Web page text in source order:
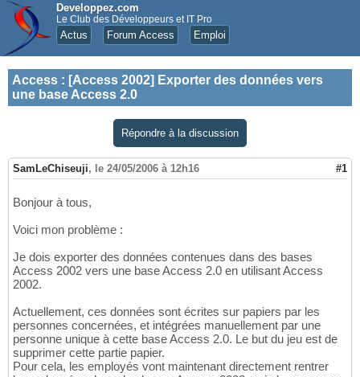
Developpez.com
Le Club des Développeurs et IT Pro
Actus Forum Access Emploi
Access : [Access 2002] Exporter des données vers
une base Access 2.0
Répondre à la discussion
SamLeChiseuji, le 24/05/2006 à 12h16 #1
Bonjour à tous,
Voici mon problème :
Je dois exporter des données contenues dans des bases
Access 2002 vers une base Access 2.0 en utilisant Access
2002.
Actuellement, ces données sont écrites sur papiers par les
personnes concernées, et intégrées manuellement par une
personne unique à cette base Access 2.0. Le but du jeu est de
supprimer cette partie papier.
Pour cela, les employés vont maintenant directement rentrer